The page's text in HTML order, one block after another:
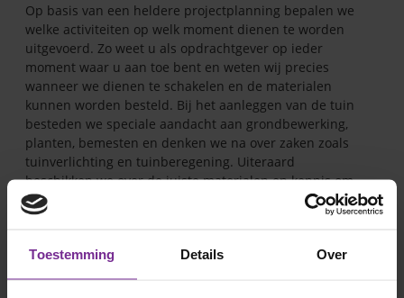
Toestemming Details Over
Op basis van een heldere projectplanning bepalen we
welke activiteiten op welk moment dienen te worden
uitgevoerd. Zo weet u als opdrachtgever op ieder
moment waar u aan toe bent en weten wij precies
wanneer we dienen te schakelen en de materialen
kunnen worden besteld. Bij het aanleggen van de tuin
besteden we speciale aandacht aan grondbewerking,
planten, bemesten en denken we na over zaken zoals
tuinverlichting en tuinberegening. Uiteraard
beschikken we over de juiste materialen en kennis om
uw tuin goed en duurzaam aan te leggen.
Tuinonderhoud in Twente